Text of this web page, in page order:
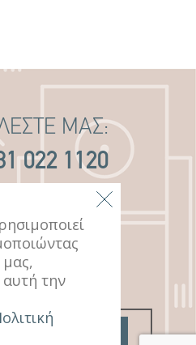
ΜΑΣ:
022 1120
ΜΑΣ:
ΜΕΛΑ
546 22
μας,
την